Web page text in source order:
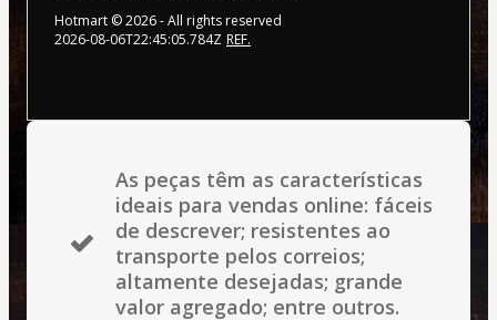
Hotmart ©2026- All rights reserved
2026-08-06T22:45:05.784Z REF.
As peças têm as características
ideais para vendas online: fáceis
de descrever; resistentes ao
transporte pelos correios;
altamente desejadas; grande
valor agregado; entre outros.